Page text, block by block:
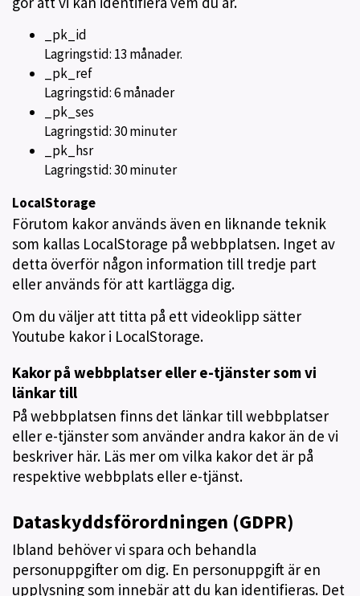
_pk_id
Lagringstid: 13 månader.
_pk_ref
Lagringstid: 6 månader
_pk_ses
Lagringstid: 30 minuter
_pk_hsr
Lagringstid: 30 minuter
LocalStorage
Förutom kakor används även en liknande teknik
som kallas LocalStorage på webbplatsen. Inget av
detta överför någon information till tredje part
eller används för att kartlägga dig.
Om du väljer att titta på ett videoklipp sätter
Youtube kakor i LocalStorage.
Kakor på webbplatser eller e-tjänster som vi
länkar till
På webbplatsen finns det länkar till webbplatser
eller e-tjänster som använder andra kakor än de vi
beskriver här. Läs mer om vilka kakor det är på
respektive webbplats eller e-tjänst.
Dataskyddsförordningen (GDPR)
Ibland behöver vi spara och behandla
personuppgifter om dig. En personuppgift är en
upplysning som innebär att du kan identifieras. Det